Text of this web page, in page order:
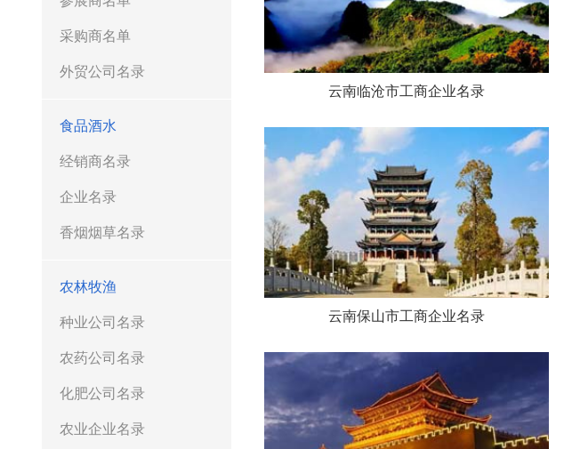
采购商名单
外贸公司名录
食品酒水
经销商名录
企业名录
香烟烟草名录
农林牧渔
种业公司名录
农药公司名录
化肥公司名录
农业企业名录
云南临沧市工商企业名录
云南保山市工商企业名录